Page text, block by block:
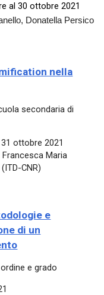
al 30 ottobre 2021
Donatella Persico
nella
secondaria di
31 ottobre 2021
Francesca Maria
CNR)
e
di un
e grado
2021